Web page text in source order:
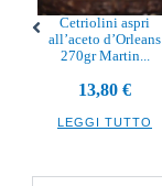
Cetriolini aspri
all’aceto d’Orleans
270gr Martin...
13,80 €
LEGGI TUTTO